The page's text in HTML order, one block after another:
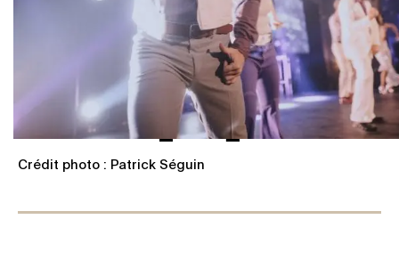
Crédit photo : Patrick Séguin